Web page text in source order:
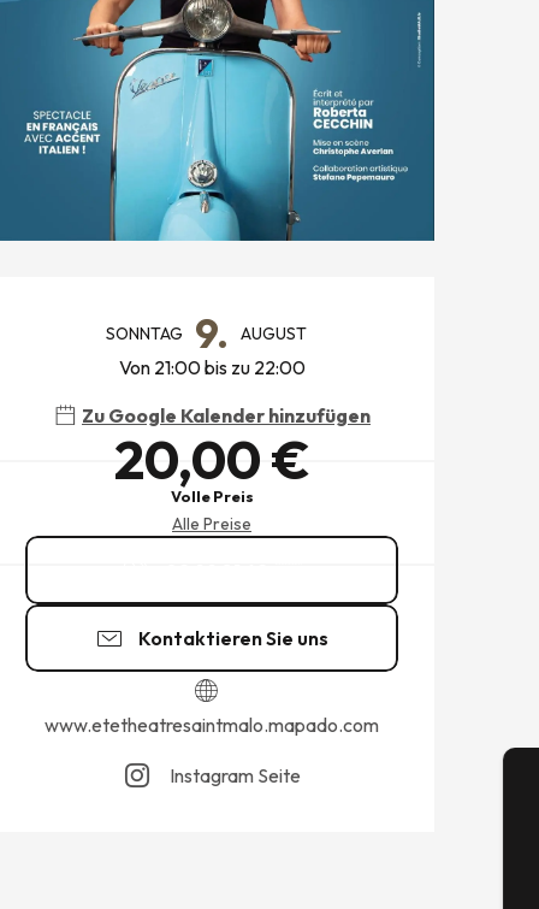
ÖFFNUNGSZEITEN &
SONNTAG 9. AUGUST
Von 21:00 bis zu 22:00
Zu Google Kalender hinzufügen
20,00 €
Volle Preis
Alle Preise
Kontaktieren Sie uns
www.etetheatresaintmalo.mapado.com
Instagram Seite